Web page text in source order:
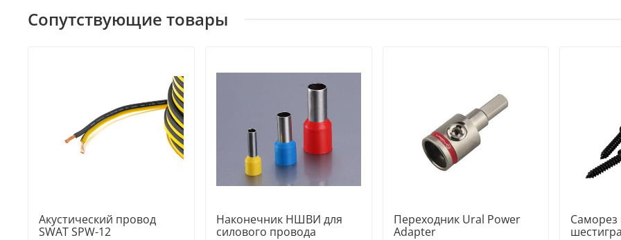
Сопутствующие товары
Акустический провод
SWAT SPW-12
Наконечник НШВИ для
силового провода
Переходник Ural Power
Adapter
Саморез